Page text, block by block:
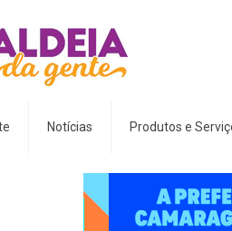
Notícias Produtos e